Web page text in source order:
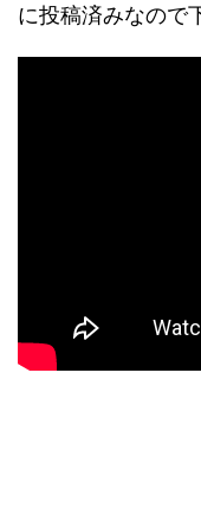
に投稿済みなので